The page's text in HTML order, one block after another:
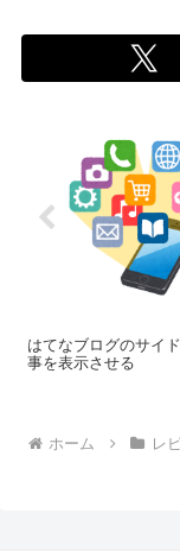
はてなブログのサイ
事を表示させる
ホーム レ